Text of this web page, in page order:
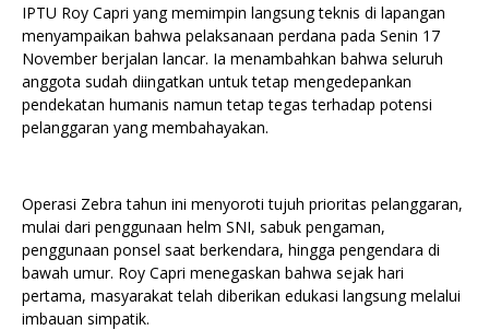
IPTU Roy Capri yang memimpin langsung teknis di lapangan
menyampaikan bahwa pelaksanaan perdana pada Senin 17
November berjalan lancar. Ia menambahkan bahwa seluruh
anggota sudah diingatkan untuk tetap mengedepankan
pendekatan humanis namun tetap tegas terhadap potensi
pelanggaran yang membahayakan.
Operasi Zebra tahun ini menyoroti tujuh prioritas pelanggaran,
mulai dari penggunaan helm SNI, sabuk pengaman,
penggunaan ponsel saat berkendara, hingga pengendara di
bawah umur. Roy Capri menegaskan bahwa sejak hari
pertama, masyarakat telah diberikan edukasi langsung melalui
imbauan simpatik.